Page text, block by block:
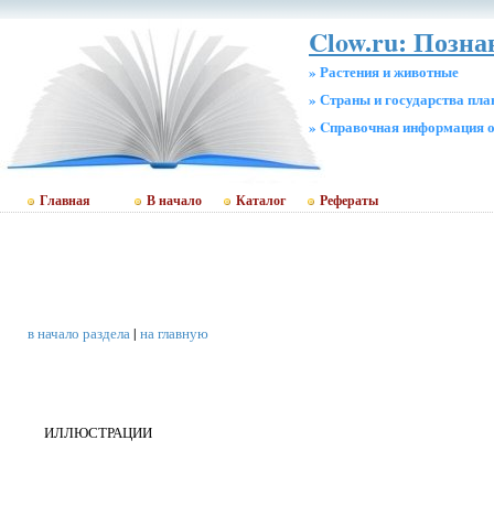
Clow.ru:
» Растения и животные
» Страны и государства
» Cправочная информация
Главная В начало Каталог Рефераты
в начало раздела| на главную
ИЛЛЮСТРАЦИИ